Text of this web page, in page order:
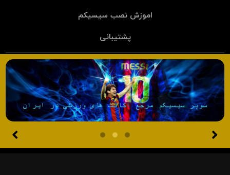
اموزش نصب سیسیکم
پشتیبانی